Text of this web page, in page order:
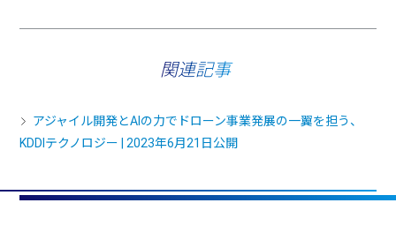
関連記事
アジャイル開発とAIの力でドローン事業発展の一翼を担う、
KDDIテクノロジー | 2023年6月21日公開